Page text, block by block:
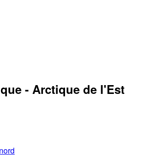
- Arctique de l'Est